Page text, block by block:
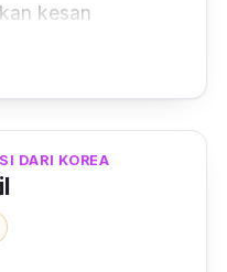
kesan
DARI KOREA